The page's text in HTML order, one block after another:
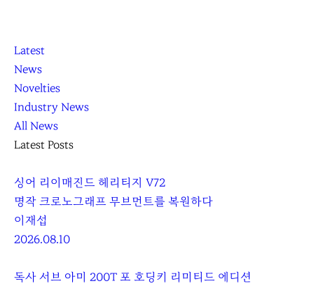
K
L
O
C
C
A
닫
기
K
L
O
C
C
A
Latest
News
Novelties
Industry News
All News
Latest Posts
싱어 리이매진드 헤리티지 V72
명작 크로노그래프 무브먼트를 복원하다
이재섭
2026.08.10
독사 서브 아미 200T 포 호딩키 리미티드 에디션